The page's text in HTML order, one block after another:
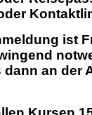
ist
an der